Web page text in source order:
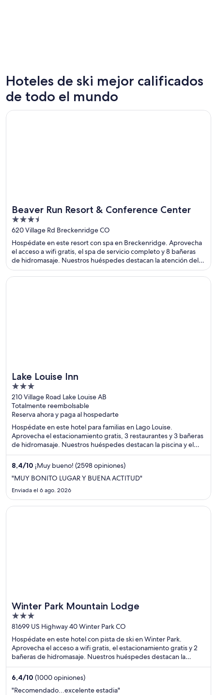
Lago Tahoe
537 hoteles de esquí
Park City
Hoteles de ski mejor calificados
de todo el mundo
Beaver Run Resort & Conference Center
3.5
out
of
5
620 Village Rd Breckenridge CO
Hospédate en este resort con spa en Breckenridge. Aprovecha
el acceso a wifi gratis, el spa de servicio completo y 8 bañeras
de hidromasaje. Nuestros huéspedes destacan la atención del
personal y la limpieza de las habitaciones en sus opiniones.
Estarás muy cerca de atracciones como Breckenridge Ski Resort
Se abre en una nueva ventana
Beaver Run Resort & Conference Center
Lake Louise Inn
3
out
of
5
210 Village Road Lake Louise AB
Totalmente reembolsable
Reserva ahora y paga al hospedarte
Hospédate en este hotel para familias en Lago Louise.
Aprovecha el estacionamiento gratis, 3 restaurantes y 3 bañeras
de hidromasaje. Nuestros huéspedes destacan la piscina y el
restaurante en sus opiniones. Estarás muy cerca de atracciones
como Lake Louise y Lake Louise Mountain Resort.
8,4/10 ¡Muy bueno! (2598 opiniones)
"MUY BONITO LUGAR Y BUENA ACTITUD"
Enviada el 6 ago. 2026
Se abre en una nueva ventana
Lake Louise Inn
Winter Park Mountain Lodge
3
out
of
5
81699 US Highway 40 Winter Park CO
Hospédate en este hotel con pista de ski en Winter Park.
Aprovecha el acceso a wifi gratis, el estacionamiento gratis y 2
bañeras de hidromasaje. Nuestros huéspedes destacan la
atención del personal y la limpieza de las habitaciones en sus
opiniones. Estarás muy cerca de atracciones como Winter Park
Ski Resort (estación de esquí) y Portal oeste del túnel Moffat.
6,4/10 (1000 opiniones)
"Recomendado...excelente estadia"
Se abre en una nueva ventana
Winter Park Mountain Lodge